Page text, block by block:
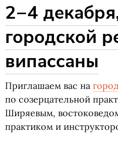
2−4
городской
випассаны
Приглашаем вас на
по созерцательной
Ширяевым,
практиком и